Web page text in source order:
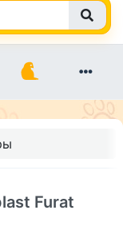
Furat